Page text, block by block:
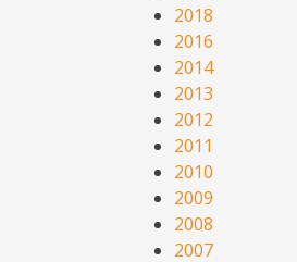
2018
2016
2014
2013
2012
2011
2010
2009
2008
2007